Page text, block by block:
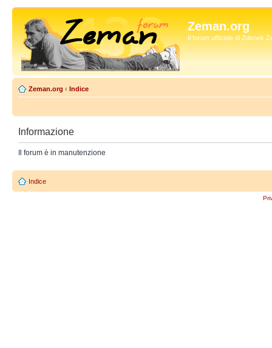
Zeman.org
Il forum ufficiale di Zdenek
Zeman.org ‹ Indice
Informazione
Il forum è in manutenzione
Indice